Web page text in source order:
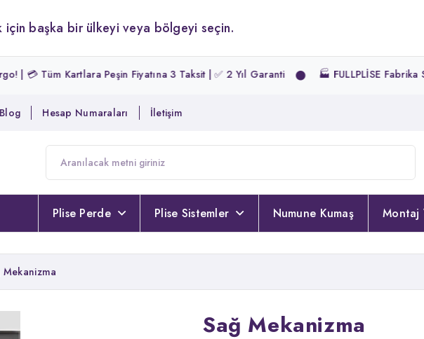
için başka bir ülkeyi veya bölgeyi seçin.
Kartlara Peşin Fiyatına 3 Taksit | ✅ 2 Yıl Garanti 🏭 FULLPLİSE Fabrika Satış
Blog Hesap Numaraları İletişim
Plise Perde Plise Sistemler Numune Kumaş Montaj
Mekanizma
Sağ Mekanizma